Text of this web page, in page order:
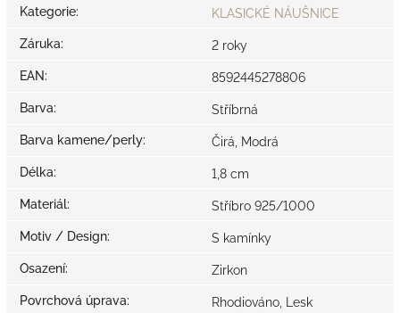
Kategorie: KLASICKÉ NÁUŠNICE
Záruka: 2 roky
EAN: 8592445278806
Barva: Stříbrná
Barva kamene/perly: Čirá, Modrá
Délka: 1,8 cm
Materiál: Stříbro 925/1000
Motiv / Design: S kamínky
Osazení: Zirkon
Povrchová úprava: Rhodiováno, Lesk